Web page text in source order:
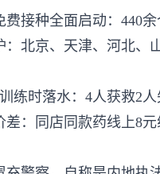
接种全面启动：440余
：北京、天津、河北、
练时落水：4人获救2人
差：同店同款药线上8